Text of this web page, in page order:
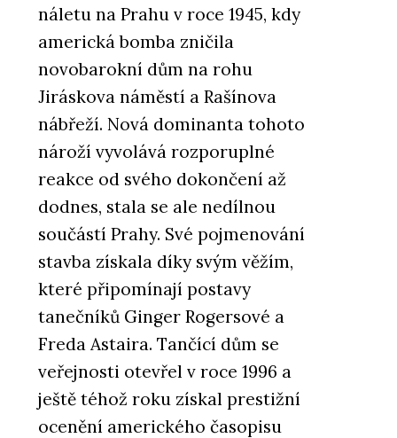
náletu na Prahu v roce 1945, kdy
americká bomba zničila
novobarokní dům na rohu
Jiráskova náměstí a Rašínova
nábřeží. Nová dominanta tohoto
nároží vyvolává rozporuplné
reakce od svého dokončení až
dodnes, stala se ale nedílnou
součástí Prahy. Své pojmenování
stavba získala díky svým věžím,
které připomínají postavy
tanečníků Ginger Rogersové a
Freda Astaira. Tančící dům se
veřejnosti otevřel v roce 1996 a
ještě téhož roku získal prestižní
ocenění amerického časopisu